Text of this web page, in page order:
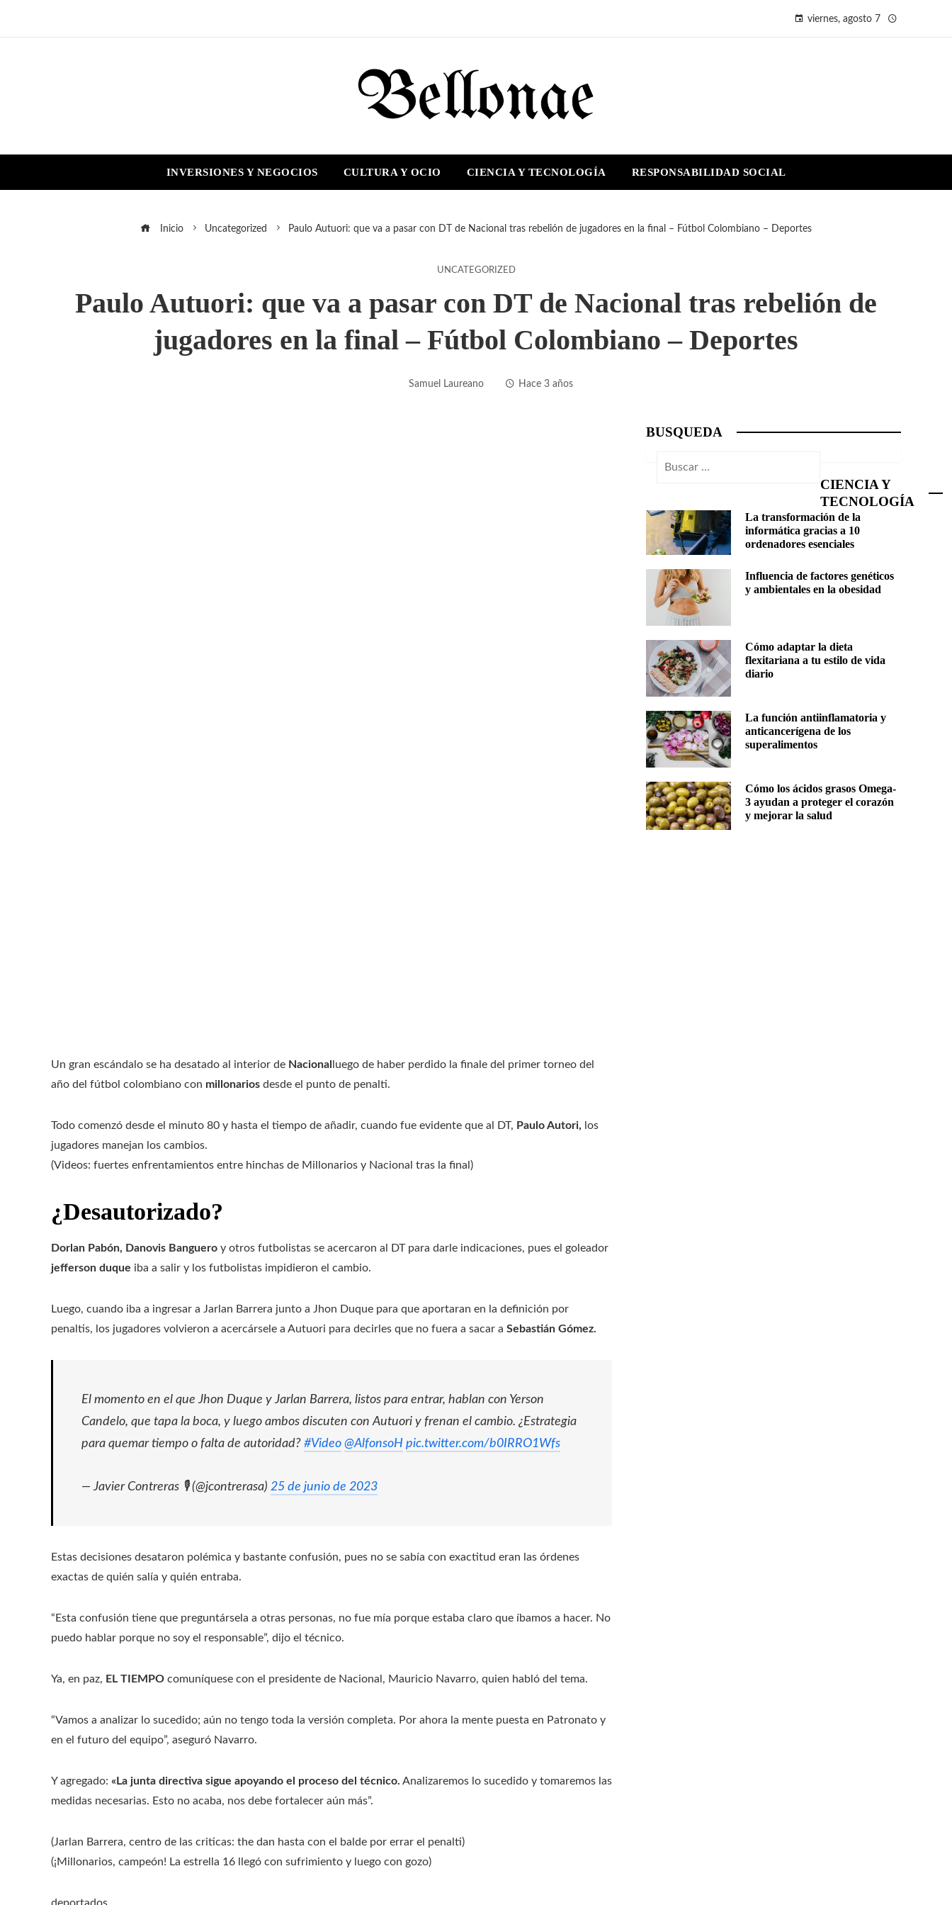
viernes, agosto 7
INVERSIONES Y NEGOCIOS CULTURA Y OCIO CIENCIA Y TECNOLOGÍA RESPONSABILIDAD SOCIAL
Inicio Uncategorized Paulo Autuori: que va a pasar con DT de Nacional tras rebelión de jugadores en la final – Fútbol Colombiano – Deportes
UNCATEGORIZED
Paulo Autuori: que va a pasar con DT de Nacional tras rebelión de
jugadores en la final – Fútbol Colombiano – Deportes
Samuel Laureano Hace 3 años
Un gran escándalo se ha desatado al interior de Nacional luego de haber perdido la finale del primer torneo del
año del fútbol colombiano con millonarios desde el punto de penalti.
Todo comenzó desde el minuto 80 y hasta el tiempo de añadir, cuando fue evidente que al DT, Paulo Autori, los
jugadores manejan los cambios.
(Videos: fuertes enfrentamientos entre hinchas de Millonarios y Nacional tras la final)
¿Desautorizado?
Dorlan Pabón, Danovis Banguero y otros futbolistas se acercaron al DT para darle indicaciones, pues el goleador
jefferson duque iba a salir y los futbolistas impidieron el cambio.
Luego, cuando iba a ingresar a Jarlan Barrera junto a Jhon Duque para que aportaran en la definición por
penaltis, los jugadores volvieron a acercársele a Autuori para decirles que no fuera a sacar a Sebastián Gómez.
El momento en el que Jhon Duque y Jarlan Barrera, listos para entrar, hablan con Yerson
Candelo, que tapa la boca, y luego ambos discuten con Autuori y frenan el cambio. ¿Estrategia
para quemar tiempo o falta de autoridad? #Video @AlfonsoH pic.twitter.com/b0IRRO1Wfs
— Javier Contreras 🎙 (@jcontrerasa) 25 de junio de 2023
Estas decisiones desataron polémica y bastante confusión, pues no se sabía con exactitud eran las órdenes
exactas de quién salía y quién entraba.
“Esta confusión tiene que preguntársela a otras personas, no fue mía porque estaba claro que íbamos a hacer. No
puedo hablar porque no soy el responsable”, dijo el técnico.
Ya, en paz, EL TIEMPO comuníquese con el presidente de Nacional, Mauricio Navarro, quien habló del tema.
“Vamos a analizar lo sucedido; aún no tengo toda la versión completa. Por ahora la mente puesta en Patronato y
en el futuro del equipo”, aseguró Navarro.
Y agregado: «La junta directiva sigue apoyando el proceso del técnico. Analizaremos lo sucedido y tomaremos las
medidas necesarias. Esto no acaba, nos debe fortalecer aún más”.
(Jarlan Barrera, centro de las criticas: the dan hasta con el balde por errar el penalti)
(¡Millonarios, campeón! La estrella 16 llegó con sufrimiento y luego con gozo)
BUSQUEDA
Buscar:
CIENCIA Y
TECNOLOGÍA
La transformación de la
informática gracias a 10
ordenadores esenciales
Influencia de factores genéticos
y ambientales en la obesidad
Cómo adaptar la dieta
flexitariana a tu estilo de vida
diario
La función antiinflamatoria y
anticancerígena de los
superalimentos
Cómo los ácidos grasos Omega-
3 ayudan a proteger el corazón
y mejorar la salud